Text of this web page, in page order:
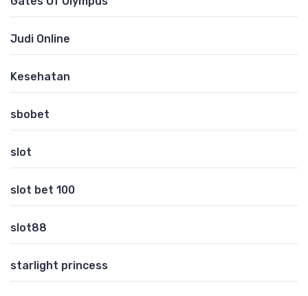
Judi Online
Kesehatan
sbobet
slot
slot bet 100
slot88
starlight princess